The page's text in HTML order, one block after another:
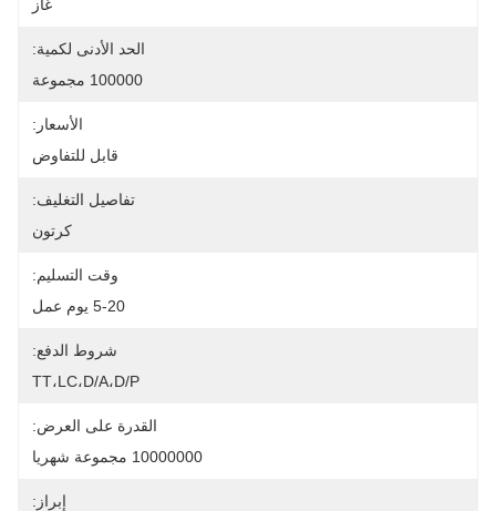
غاز
الحد الأدنى لكمية:
100000 مجموعة
الأسعار:
قابل للتفاوض
تفاصيل التغليف:
كرتون
وقت التسليم:
5-20 يوم عمل
شروط الدفع:
TT،LC،D/A،D/P
القدرة على العرض:
10000000 مجموعة شهريا
إبراز: